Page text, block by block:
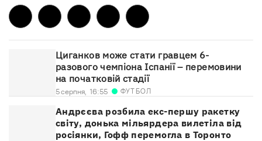
Циганков може стати гравцем 6-
разового чемпіона Іспанії – перемовини
на початковій стадії
5 серпня, 16:55 ФУТБОЛ
Андрєєва розбила екс-першу ракетку
світу, донька мільярдера вилетіла від
росіянки, Гофф перемогла в Торонто